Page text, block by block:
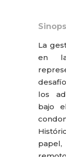
La
en
los
bajo